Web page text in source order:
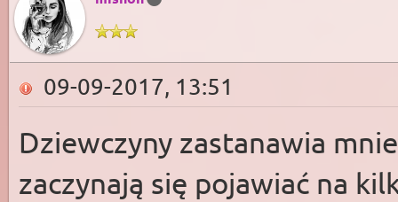
09-09-2017, 13:51
Dziewczyny zastanawia
zaczynają się pojawiać na